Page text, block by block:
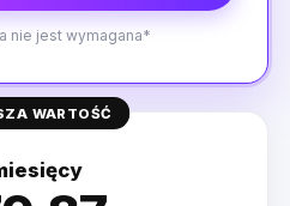
nie jest wymagana*
WARTOŚĆ